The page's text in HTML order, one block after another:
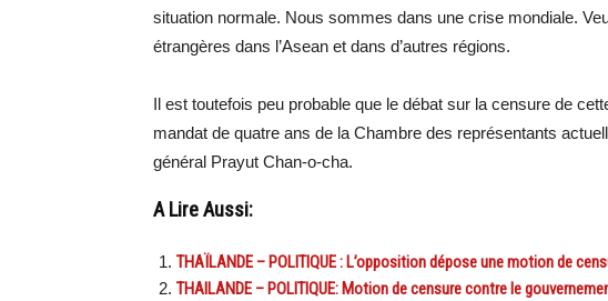
situation normale. Nous sommes dans une crise mondiale.
étrangères dans l’Asean et dans d’autres régions.
Il est toutefois peu probable que le débat sur la censure de
mandat de quatre ans de la Chambre des représentants
général Prayut Chan-o-cha.
A Lire Aussi:
THAÏLANDE – POLITIQUE : L’opposition dépose une motion de
THAILANDE – POLITIQUE: Motion de censure contre le